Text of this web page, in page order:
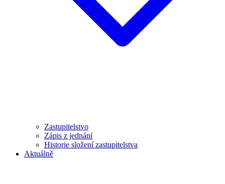
Zastupitelstvo
Zápis z jednání
Historie složení zastupitelstva
Aktuálně